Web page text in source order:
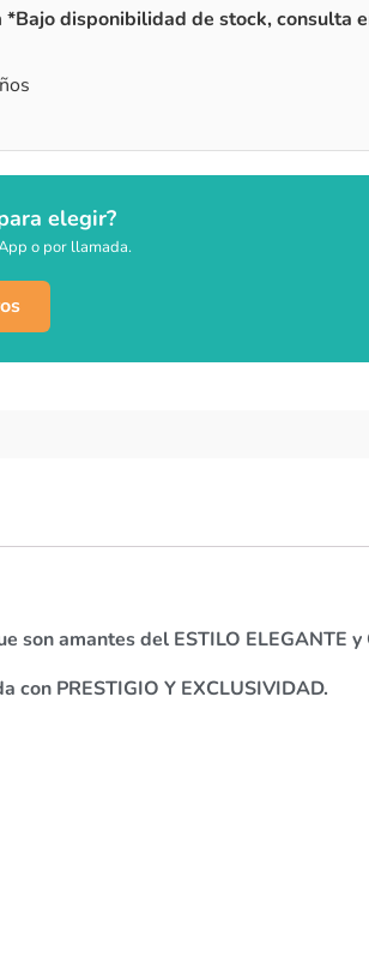
*Bajo disponibilidad de stock, consulta
elegir?
o por llamada.
son amantes del ESTILO ELEGANTE y
con PRESTIGIO Y EXCLUSIVIDAD.